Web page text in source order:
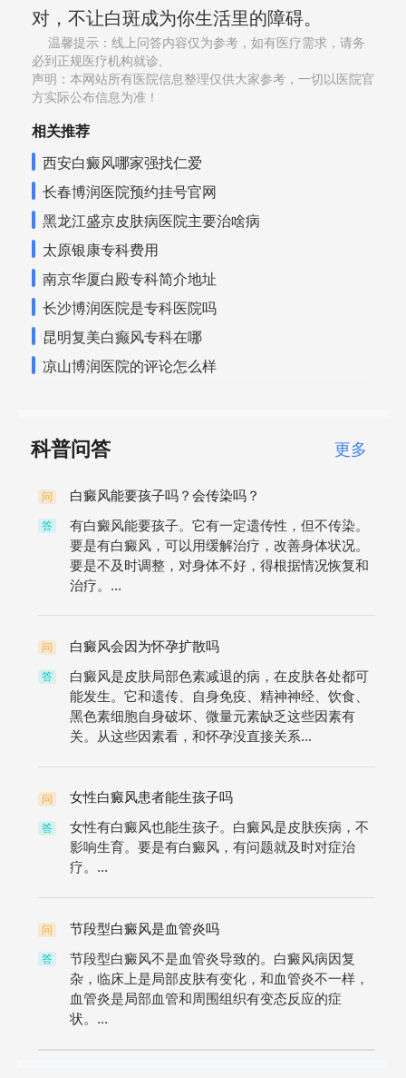
对，不让白斑成为你生活里的障碍。
温馨提示：线上问答内容仅为参考，如有医疗需求，请务
必到正规医疗机构就诊,
声明：本网站所有医院信息整理仅供大家参考，一切以医院官
方实际公布信息为准！
相关推荐
西安白癜风哪家强找仁爱
长春博润医院预约挂号官网
黑龙江盛京皮肤病医院主要治啥病
太原银康专科费用
南京华厦白殿专科简介地址
长沙博润医院是专科医院吗
昆明复美白癫风专科在哪
凉山博润医院的评论怎么样
科普问答 更多
问 白癜风能要孩子吗？会传染吗？
答
有白癜风能要孩子。它有一定遗传性，但不传染。
要是有白癜风，可以用缓解治疗，改善身体状况。
要是不及时调整，对身体不好，得根据情况恢复和
治疗。...
问 白癜风会因为怀孕扩散吗
答
白癜风是皮肤局部色素减退的病，在皮肤各处都可
能发生。它和遗传、自身免疫、精神神经、饮食、
黑色素细胞自身破坏、微量元素缺乏这些因素有
关。从这些因素看，和怀孕没直接关系...
问 女性白癜风患者能生孩子吗
答
女性有白癜风也能生孩子。白癜风是皮肤疾病，不
影响生育。要是有白癜风，有问题就及时对症治
疗。...
问 节段型白癜风是血管炎吗
答
节段型白癜风不是血管炎导致的。白癜风病因复
杂，临床上是局部皮肤有变化，和血管炎不一样，
血管炎是局部血管和周围组织有变态反应的症
状。...